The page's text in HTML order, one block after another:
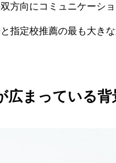
方向にコミュニケーショ
指定校推薦の最も大き
広まっている背